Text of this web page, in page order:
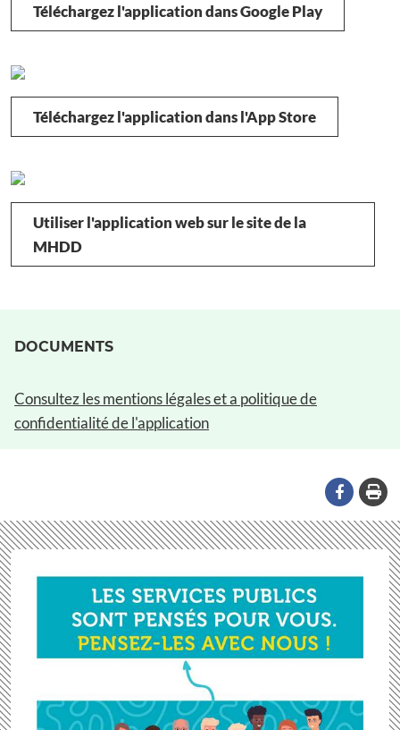
Téléchargez l'application dans Google Play
Téléchargez l'application dans l'App Store
Utiliser l'application web sur le site de la
MHDD
DOCUMENTS
Consultez les mentions légales et a politique de
confidentialité de l'application